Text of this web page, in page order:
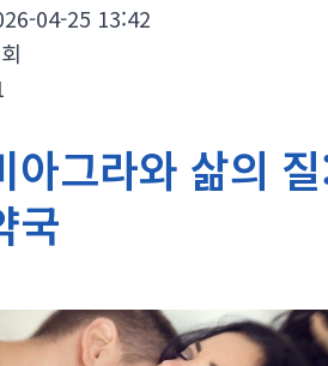
04-25 13:42
아그라와 삶의
국